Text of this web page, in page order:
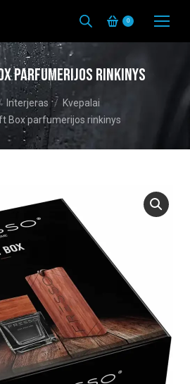
0
parfumerijos rinkinys
Interjeras
Kvepalai
Box parfumerijos rinkinys